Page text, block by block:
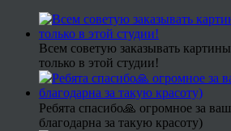
Всем советую заказывать
только в этой студии!
Ребята спасибо🙏 огромное за
благодарна за такую красоту)